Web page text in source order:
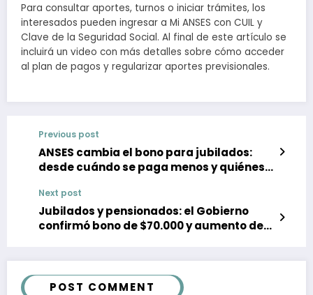
Para consultar aportes, turnos o iniciar trámites, los
interesados pueden ingresar a Mi ANSES con CUIL y
Clave de la Seguridad Social. Al final de este artículo se
incluirá un video con más detalles sobre cómo acceder
al plan de pagos y regularizar aportes previsionales.
Previous post
ANSES cambia el bono para jubilados:
desde cuándo se paga menos y quiénes
Next post
Jubilados y pensionados: el Gobierno
confirmó bono de $70.000 y aumento del
POST COMMENT